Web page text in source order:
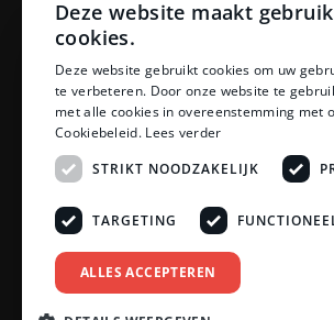
Laminaat Capelle aan den Ijssel
Laminaat voor vloerverwarming
Klantenservice
Betaalmethoden
Openingstijden showroom
Afhalen en bezorgen
Retourprocedure
Veelgestelde vragen
Legservice
Neem contact op
Reviewpolicy
Privacy policy
Algemene voorwaarden
Deze website maakt
cookies.
Deze website gebruikt cookies om uw
te verbeteren. Door onze website te
met alle cookies in overeenstemming met
Cookiebeleid. Lees verder
STRIKT NOODZAKELIJK
TARGETING
ALLES ACCEPTEREN